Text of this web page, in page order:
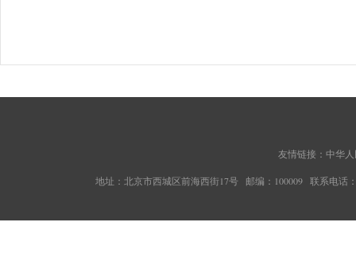
友情链接： 中华
地址：北京市西城区前海西街17号 邮编：100009 联系电话